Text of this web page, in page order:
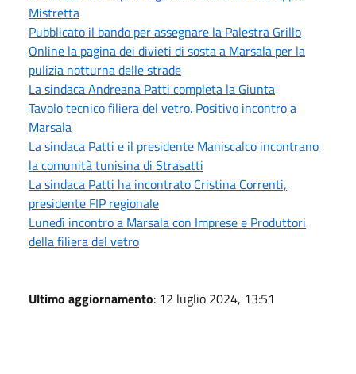
Mistretta
Pubblicato il bando per assegnare la Palestra Grillo
Online la pagina dei divieti di sosta a Marsala per la
pulizia notturna delle strade
La sindaca Andreana Patti completa la Giunta
Tavolo tecnico filiera del vetro. Positivo incontro a
Marsala
La sindaca Patti e il presidente Maniscalco incontrano
la comunità tunisina di Strasatti
La sindaca Patti ha incontrato Cristina Correnti,
presidente FIP regionale
Lunedì incontro a Marsala con Imprese e Produttori
della filiera del vetro
Ultimo aggiornamento: 12 luglio 2024, 13:51